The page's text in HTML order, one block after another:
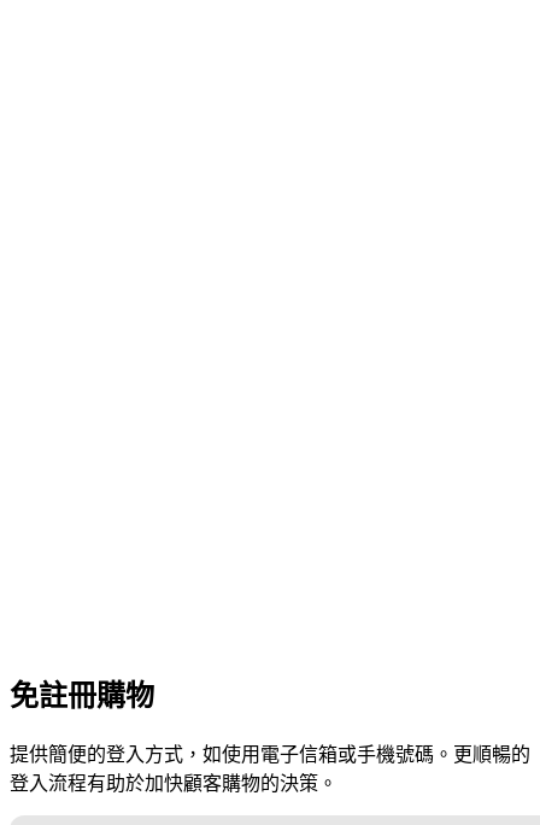
免註冊購物
提供簡便的登入方式，如使用電子信箱或手機號碼。更順暢的
登入流程有助於加快顧客購物的決策。